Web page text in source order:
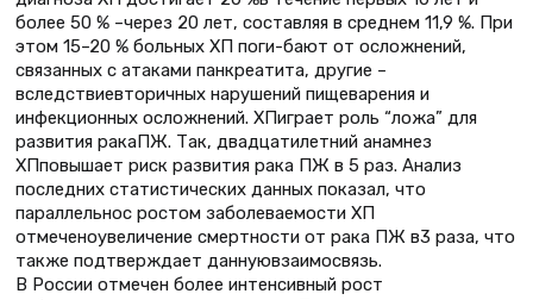
более 50 % –через 20 лет, составляя в среднем 11,9 %. При
этом 15–20 % больных ХП поги-бают от осложнений,
связанных с атаками панкреатита, другие –
вследствиевторичных нарушений пищеварения и
инфекционных осложнений. ХПиграет роль “ложа” для
развития ракаПЖ. Так, двадцатилетний анамнез
ХПповышает риск развития рака ПЖ в 5 раз. Анализ
последних статистических данных показал, что
параллельнос ростом заболеваемости ХП
отмеченоувеличение смертности от рака ПЖ в3 раза, что
также подтверждает даннуювзаимосвязь.
В России отмечен более интенсивный рост